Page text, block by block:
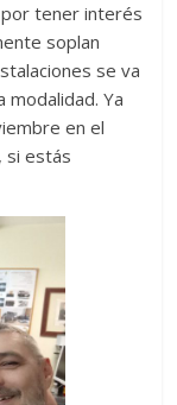
por tener interés
soplan
se va
Ya
en el
si estás